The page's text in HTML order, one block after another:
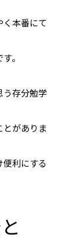
く本番にて
。
う存分勉学
がありま
利にする